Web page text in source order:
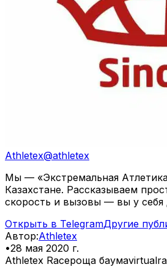
Athletex@athletex
Мы — «Экстремальная
Казахстане. Рассказываем
скорость и вызовы — вы у себя
Открыть в TelegramДругие
Автор:Athletex
•28 мая 2020 г.
Athletex Raceроща баума